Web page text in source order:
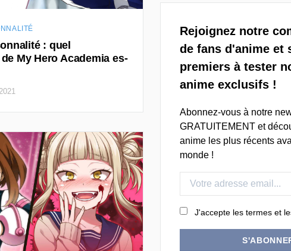
: quel
My Hero Academia es-
Rejoignez notre
de fans d'anime et
premiers à tester
anime exclusifs !
Abonnez-vous à notre
GRATUITEMENT et
anime les plus récents
monde !
J'accepte les termes et